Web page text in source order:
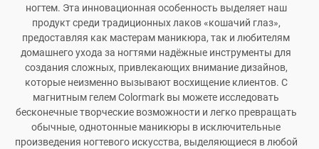
ногтем. Эта инновационная особенность выделяет наш
продукт среди традиционных лаков «кошачий глаз»,
предоставляя как мастерам маникюра, так и любителям
домашнего ухода за ногтями надёжные инструменты для
создания сложных, привлекающих внимание дизайнов,
которые неизменно вызывают восхищение клиентов. С
магнитным гелем Colormark вы можете исследовать
бесконечные творческие возможности и легко превращать
обычные, однотонные маникюры в исключительные
произведения ногтевого искусства, выделяющиеся в любой